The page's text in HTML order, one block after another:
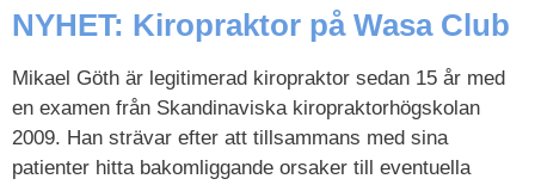
NYHET: Kiropraktor på Wasa Club
Mikael Göth är legitimerad kiropraktor sedan 15 år med
en examen från Skandinaviska kiropraktorhögskolan
2009. Han strävar efter att tillsammans med sina
patienter hitta bakomliggande orsaker till eventuella